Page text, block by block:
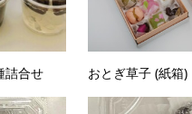
詰合せ おとぎ草子 (紙箱)